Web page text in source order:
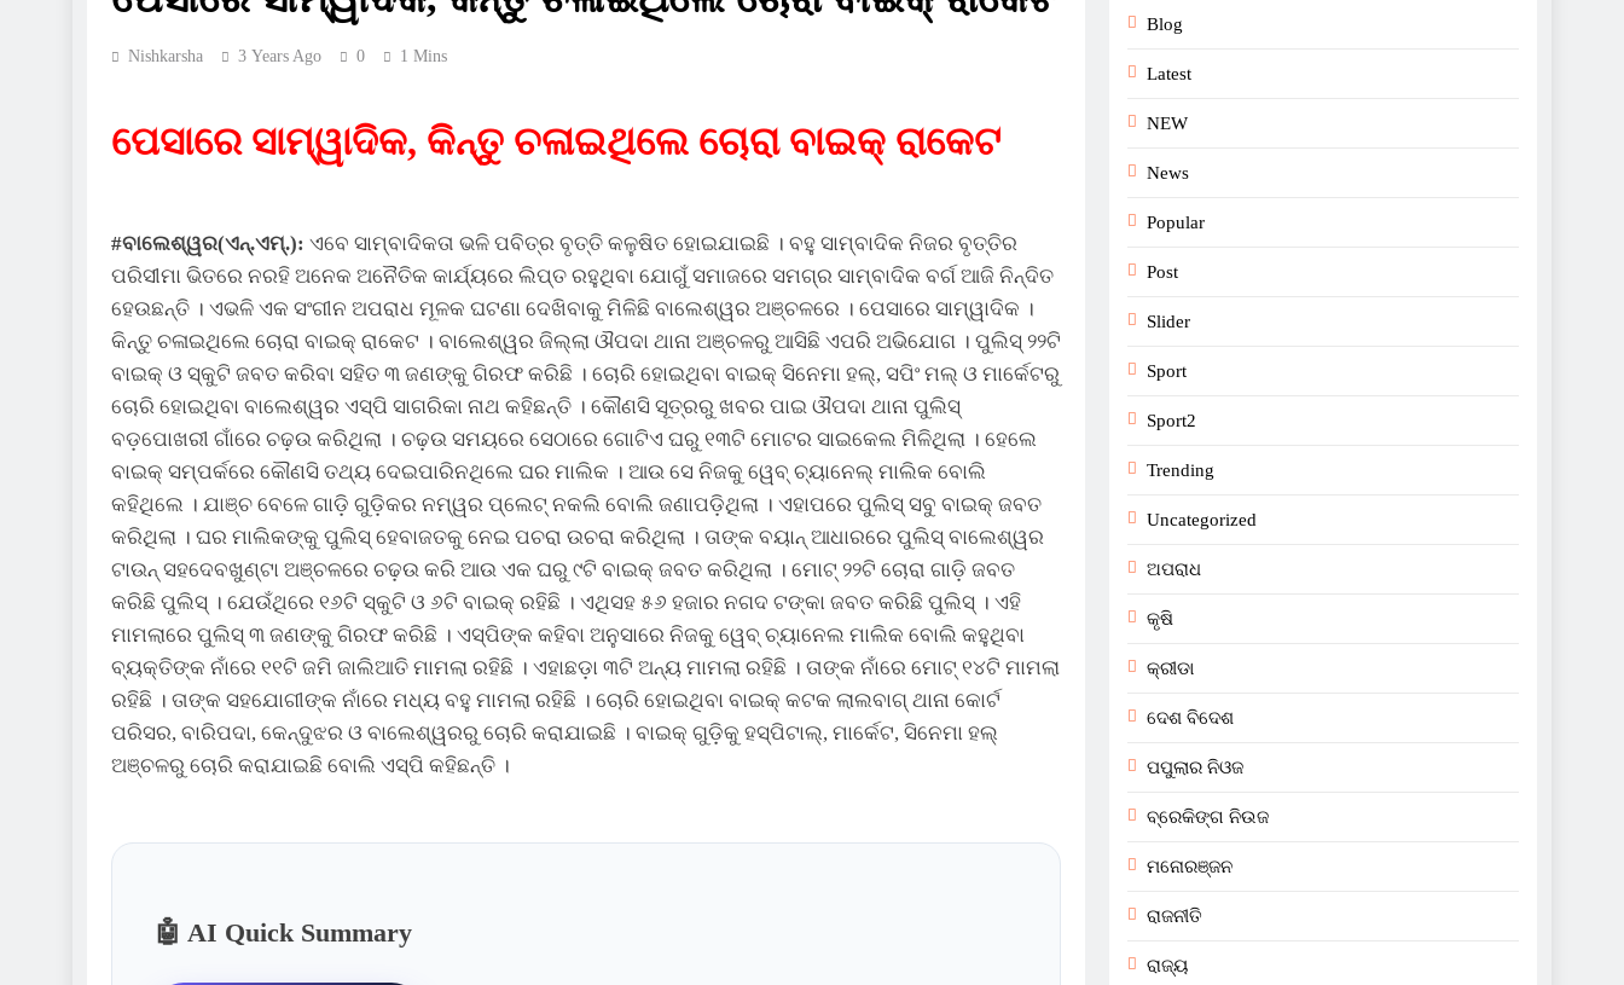
Nishkarsha 3 Years Ago 0 1 Mins
ପେସାରେ ସାମ୍ୱାଦିକ, କିନ୍ତୁ ଚଳାଇଥିଲେ ଚୋରା ବାଇକ୍ ରାକେଟ
#ବାଲେଶ୍ୱର(ଏନ୍‌.ଏମ୍‌.): ଏବେ ସାମ୍ବାଦିକତା ଭଳି ପବିତ୍ର ବୃତ୍ତି କଳୁଷିତ ହୋଇଯାଇଛି । ବହୁ ସାମ୍ବାଦିକ ନିଜର ବୃତ୍ତିର
ପରିସୀମା ଭିତରେ ନରହି ଅନେକ ଅନୈତିକ କାର୍ଯ୍ୟରେ ଲିପ୍ତ ରହୁଥିବା ଯୋଗୁଁ ସମାଜରେ ସମଗ୍ର ସାମ୍ବାଦିକ ବର୍ଗ ଆଜି ନିନ୍ଦିତ
ହେଉଛନ୍ତି । ଏଭଳି ଏକ ସଂଗୀନ ଅପରାଧ ମୂଳକ ଘଟଣା ଦେଖିବାକୁ ମିଳିଛି ବାଲେଶ୍ୱର ଅଞ୍ଚଳରେ । ପେସାରେ ସାମ୍ୱାଦିକ ।
କିନ୍ତୁ ଚଳାଇଥିଲେ ଚୋରା ବାଇକ୍ ରାକେଟ । ବାଲେଶ୍ୱର ଜିଲ୍ଲା ଔପଦା ଥାନା ଅଞ୍ଚଳରୁ ଆସିଛି ଏପରି ଅଭିଯୋଗ । ପୁଲିସ୍ ୨୨ଟି
ବାଇକ୍ ଓ ସ୍କୁଟି ଜବତ କରିବା ସହିତ ୩ ଜଣଙ୍କୁ ଗିରଫ କରିଛି । ଚୋରି ହୋଇଥିବା ବାଇକ୍ ସିନେମା ହଲ୍‌, ସପିଂ ମଲ୍ ଓ ମାର୍କେଟରୁ
ଚୋରି ହୋଇଥିବା ବାଲେଶ୍ୱର ଏସ୍ପି ସାଗରିକା ନାଥ କହିଛନ୍ତି । କୌଣସି ସୂତ୍ରରୁ ଖବର ପାଇ ଔପଦା ଥାନା ପୁଲିସ୍
ବଡ଼ପୋଖରୀ ଗାଁରେ ଚଢ଼ଉ କରିଥିଲା । ଚଢ଼ଉ ସମୟରେ ସେଠାରେ ଗୋଟିଏ ଘରୁ ୧୩ଟି ମୋଟର ସାଇକେଲ ମିଳିଥିଲା । ହେଲେ
ବାଇକ୍ ସମ୍ପର୍କରେ କୌଣସି ତଥ୍ୟ ଦେଇପାରିନଥିଲେ ଘର ମାଲିକ । ଆଉ ସେ ନିଜକୁ ୱେବ୍ ଚ୍ୟାନେଲ୍ ମାଲିକ ବୋଲି
କହିଥିଲେ । ଯାଞ୍ଚ ବେଳେ ଗାଡ଼ି ଗୁଡ଼ିକର ନମ୍ୱର ପ୍ଲେଟ୍ ନକଲି ବୋଲି ଜଣାପଡ଼ିଥିଲା । ଏହାପରେ ପୁଲିସ୍ ସବୁ ବାଇକ୍ ଜବତ
କରିଥିଲା । ଘର ମାଲିକଙ୍କୁ ପୁଲିସ୍ ହେବାଜତକୁ ନେଇ ପଚରା ଉଚରା କରିଥିଲା । ତାଙ୍କ ବୟାନ୍ ଆଧାରରେ ପୁଲିସ୍ ବାଲେଶ୍ୱର
ଟାଉନ୍ ସହଦେବଖୁଣ୍ଟା ଅଞ୍ଚଳରେ ଚଢ଼ଉ କରି ଆଉ ଏକ ଘରୁ ୯ଟି ବାଇକ୍ ଜବତ କରିଥିଲା । ମୋଟ୍ ୨୨ଟି ଚୋରା ଗାଡ଼ି ଜବତ
କରିଛି ପୁଲିସ୍ । ଯେଉଁଥିରେ ୧୬ଟି ସ୍କୁଟି ଓ ୬ଟି ବାଇକ୍ ରହିଛି । ଏଥିସହ ୫୬ ହଜାର ନଗଦ ଟଙ୍କା ଜବତ କରିଛି ପୁଲିସ୍ । ଏହି
ମାମଲାରେ ପୁଲିସ୍ ୩ ଜଣଙ୍କୁ ଗିରଫ କରିଛି । ଏସ୍ପିଙ୍କ କହିବା ଅନୁସାରେ ନିଜକୁ ୱେବ୍ ଚ୍ୟାନେଲ ମାଲିକ ବୋଲି କହୁଥିବା
ବ୍ୟକ୍ତିଙ୍କ ନାଁରେ ୧୧ଟି ଜମି ଜାଲିଆତି ମାମଲା ରହିଛି । ଏହାଛଡ଼ା ୩ଟି ଅନ୍ୟ ମାମଲା ରହିଛି । ତାଙ୍କ ନାଁରେ ମୋଟ୍ ୧୪ଟି ମାମଲା
ରହିଛି । ତାଙ୍କ ସହଯୋଗୀଙ୍କ ନାଁରେ ମଧ୍ୟ ବହୁ ମାମଲା ରହିଛି । ଚୋରି ହୋଇଥିବା ବାଇକ୍ କଟକ ଲାଲବାଗ୍ ଥାନା କୋର୍ଟ
ପରିସର, ବାରିପଦା, କେନ୍ଦୁଝର ଓ ବାଲେଶ୍ୱରରୁ ଚୋରି କରାଯାଇଛି । ବାଇକ୍ ଗୁଡ଼ିକୁ ହସ୍ପିଟାଲ୍‌, ମାର୍କେଟ, ସିନେମା ହଲ୍
ଅଞ୍ଚଳରୁ ଚୋରି କରାଯାଇଛି ବୋଲି ଏସ୍ପି କହିଛନ୍ତି ।
🤖 AI Quick Summary
Blog
Latest
NEW
News
Popular
Post
Slider
Sport
Sport2
Trending
Uncategorized
ଅପରାଧ
କୃଷି
କ୍ରୀଡା
ଦେଶ ବିଦେଶ
ପପୁଲାର ନିଓଜ
ବ୍ରେକିଙ୍ଗ ନିଉଜ
ମନୋରଞ୍ଜନ
ରାଜନୀତି
ରାଜ୍ୟ